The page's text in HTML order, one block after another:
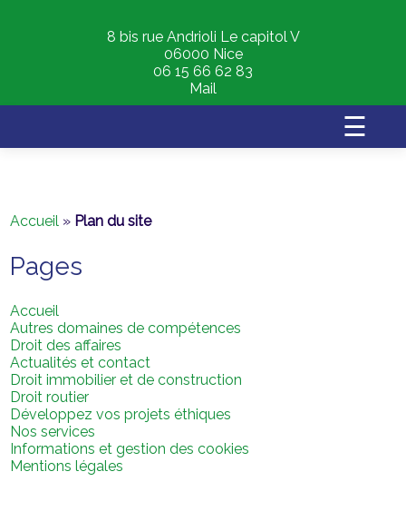
8 bis rue Andrioli Le capitol V
06000 Nice
06 15 66 62 83
Mail
☰
Accueil » Plan du site
Pages
Accueil
Autres domaines de compétences
Droit des affaires
Actualités et contact
Droit immobilier et de construction
Droit routier
Développez vos projets éthiques
Nos services
Informations et gestion des cookies
Mentions légales